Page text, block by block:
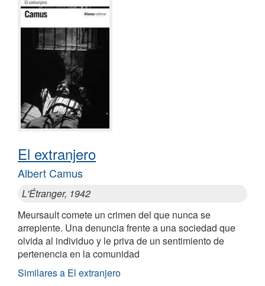
El extranjero
Albert Camus
L'Étranger, 1942
Meursault comete un crimen del que nunca se
arrepiente. Una denuncia frente a una sociedad que
olvida al individuo y le priva de un sentimiento de
pertenencia en la comunidad
Similares a El extranjero